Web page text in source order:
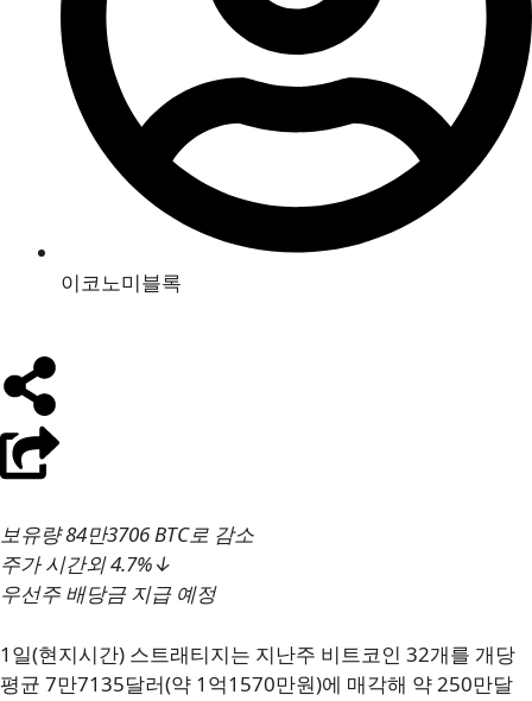
이코노미블록
보유량 84만3706 BTC로 감소
주가 시간외 4.7%↓
우선주 배당금 지급 예정
1일(현지시간) 스트래티지는 지난주 비트코인 32개를 개당
평균 7만7135달러(약 1억1570만원)에 매각해 약 250만달